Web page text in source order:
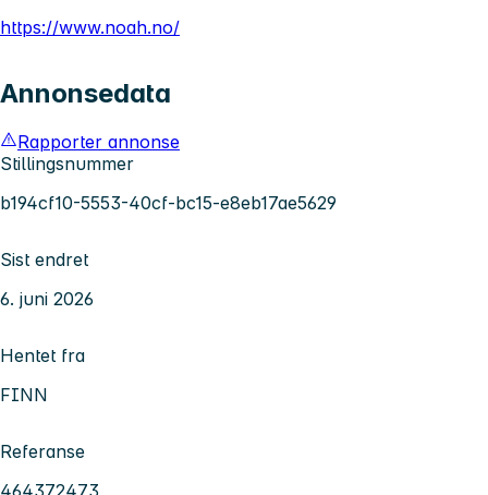
https://www.noah.no/
Annonsedata
Rapporter annonse
Stillingsnummer
b194cf10-5553-40cf-bc15-e8eb17ae5629
Sist endret
6. juni 2026
Hentet fra
FINN
Referanse
464372473